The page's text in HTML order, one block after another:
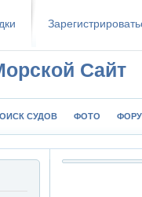
Сайт
СУДОВ ФОТО